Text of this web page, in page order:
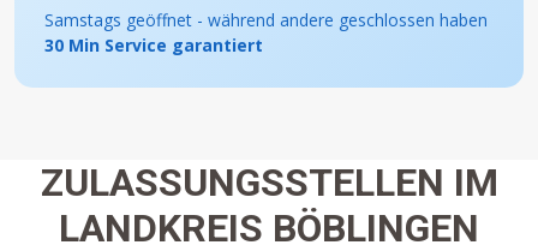
Samstags geöffnet - während andere geschlossen haben
30 Min Service garantiert
ZULASSUNGSSTELLEN IM
LANDKREIS BÖBLINGEN